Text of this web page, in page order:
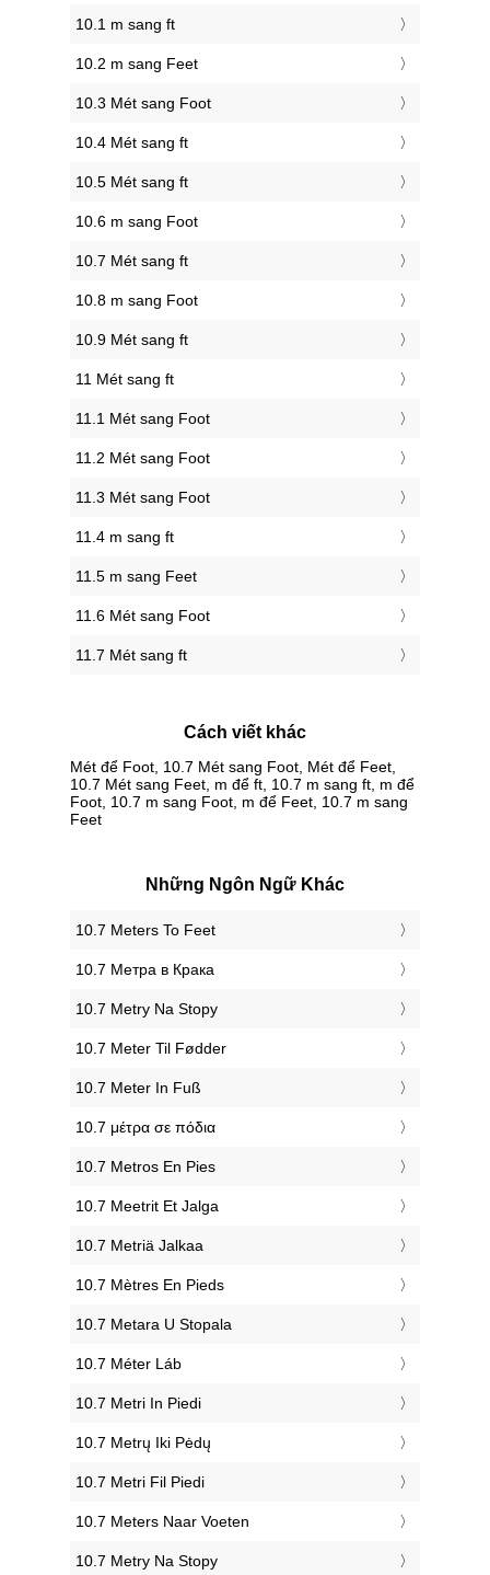
10.1 m sang ft
10.2 m sang Feet
10.3 Mét sang Foot
10.4 Mét sang ft
10.5 Mét sang ft
10.6 m sang Foot
10.7 Mét sang ft
10.8 m sang Foot
10.9 Mét sang ft
11 Mét sang ft
11.1 Mét sang Foot
11.2 Mét sang Foot
11.3 Mét sang Foot
11.4 m sang ft
11.5 m sang Feet
11.6 Mét sang Foot
11.7 Mét sang ft
Cách viết khác
Mét để Foot, 10.7 Mét sang Foot, Mét để Feet,
10.7 Mét sang Feet, m để ft, 10.7 m sang ft, m để
Foot, 10.7 m sang Foot, m để Feet, 10.7 m sang
Feet
Những Ngôn Ngữ Khác
‎10.7 Meters To Feet
‎10.7 Метра в Крака
‎10.7 Metry Na Stopy
‎10.7 Meter Til Fødder
‎10.7 Meter In Fuß
‎10.7 μέτρα σε πόδια
‎10.7 Metros En Pies
‎10.7 Meetrit Et Jalga
‎10.7 Metriä Jalkaa
‎10.7 Mètres En Pieds
‎10.7 Metara U Stopala
‎10.7 Méter Láb
‎10.7 Metri In Piedi
‎10.7 Metrų Iki Pėdų
‎10.7 Metri Fil Piedi
‎10.7 Meters Naar Voeten
‎10.7 Metry Na Stopy